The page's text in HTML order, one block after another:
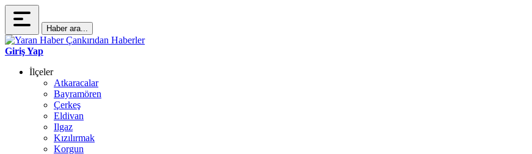
Haber ara...
Giriş Yap
İlçeler
Atkaracalar
Bayramören
Çerkeş
Eldivan
Ilgaz
Kızılırmak
Korgun